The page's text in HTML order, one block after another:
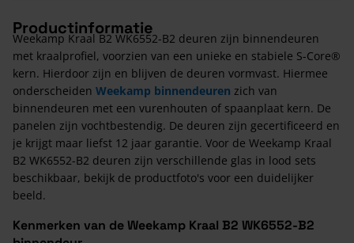
Productinformatie
Weekamp Kraal B2 WK6552-B2 deuren zijn binnendeuren
met kraalprofiel, voorzien van een unieke en stabiele S-Core®
kern. Hierdoor zijn en blijven de deuren vormvast. Hiermee
onderscheiden Weekamp binnendeuren zich van
binnendeuren met een vurenhouten of spaanplaat kern. De
panelen zijn vochtbestendig. De deuren zijn gecertificeerd en
je krijgt maar liefst 12 jaar garantie. Voor de Weekamp Kraal
B2 WK6552-B2 deuren zijn verschillende glas in lood sets
beschikbaar, bekijk de productfoto's voor een duidelijker
beeld.
Kenmerken van de Weekamp Kraal B2 WK6552-B2